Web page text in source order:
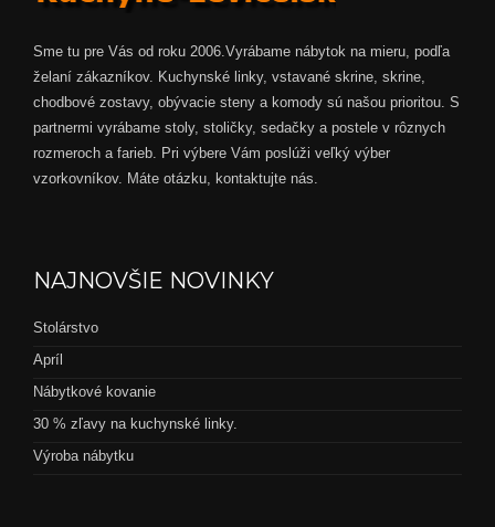
Sme tu pre Vás od roku 2006.Vyrábame nábytok na mieru, podľa
želaní zákazníkov. Kuchynské linky, vstavané skrine, skrine,
chodbové zostavy, obývacie steny a komody sú našou prioritou. S
partnermi vyrábame stoly, stoličky, sedačky a postele v rôznych
rozmeroch a farieb. Pri výbere Vám poslúži veľký výber
vzorkovníkov. Máte otázku, kontaktujte nás.
NAJNOVŠIE NOVINKY
Stolárstvo
Apríl
Nábytkové kovanie
30 % zľavy na kuchynské linky.
Výroba nábytku